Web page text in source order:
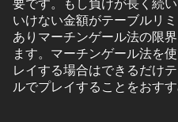
要です。もし負けが長く続
いけない金額がテーブルリ
ありマーチンゲール法の限
ます。マーチンゲール法を
レイする場合はできるだけ
ルでプレイすることをおすす